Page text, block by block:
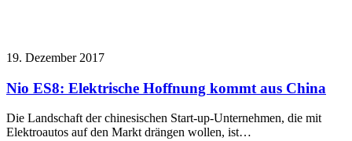
19. Dezember 2017
Nio ES8: Elektrische Hoffnung kommt aus China
Die Landschaft der chinesischen Start-up-Unternehmen, die mit
Elektroautos auf den Markt drängen wollen, ist…